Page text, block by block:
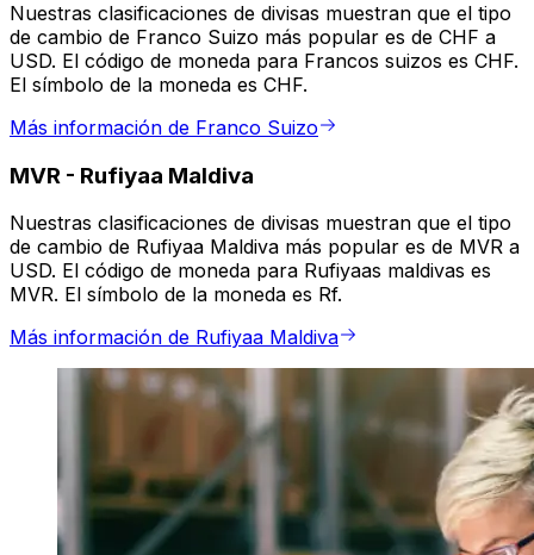
Nuestras clasificaciones de divisas muestran que el tipo
de cambio de Franco Suizo más popular es de CHF a
USD. El código de moneda para Francos suizos es CHF.
El símbolo de la moneda es CHF.
Más información de Franco Suizo
MVR - Rufiyaa Maldiva
Nuestras clasificaciones de divisas muestran que el tipo
de cambio de Rufiyaa Maldiva más popular es de MVR a
USD. El código de moneda para Rufiyaas maldivas es
MVR. El símbolo de la moneda es Rf.
Más información de Rufiyaa Maldiva